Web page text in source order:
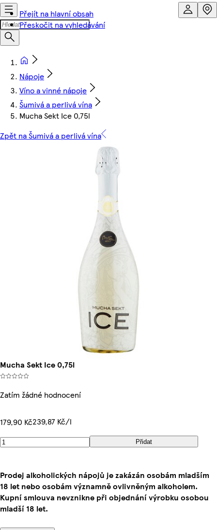
Přejít na hlavní obsah
Přeskočit na vyhledávání
Nápoje
Víno a vinné nápoje
Šumivá a perlivá vína
Mucha Sekt Ice 0,75l
Zpět na Šumivá a perlivá vína
Mucha Sekt Ice 0,75l
Zatím žádné hodnocení
179,90 Kč239,87 Kč/l
Přidat
Prodej alkoholických nápojů je zakázán osobám mladším
18 let nebo osobám významně ovlivněným alkoholem.
Kupní smlouva nevznikne při objednání výrobku osobou
mladší 18 let.